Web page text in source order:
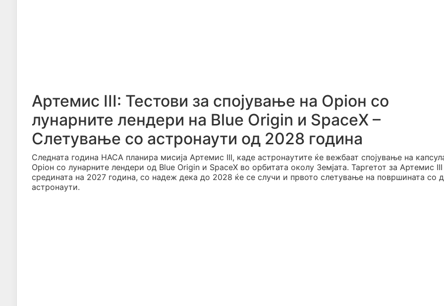
Артемис III: Тестови за спојување на Оріон со
лунарните лендери на Blue Origin и SpaceX –
Слетување со астронаути од 2028 година
Следната година НАСА планира мисија Артемис III, каде астронаутите ќе вежбаат спојување на
Оріон со лунарните лендери од Blue Origin и SpaceX во орбитата околу Земјата. Таргетот за Артемис
средината на 2027 година, со надеж дека до 2028 ќе се случи и првото слетување на површината со
астронаути.